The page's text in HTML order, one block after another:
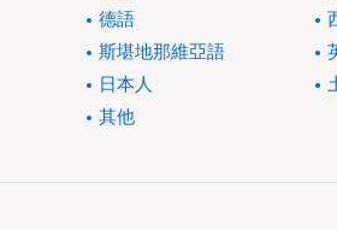
德語
斯堪地那維亞語
日本人
其他